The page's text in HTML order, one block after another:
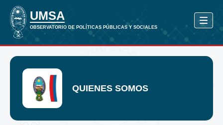
QUIENES SOMOS